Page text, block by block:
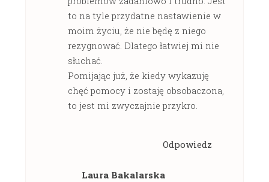
to na tyle przydatne nastawienie w
moim życiu, że nie będę z niego
rezygnować. Dlatego łatwiej mi nie
słuchać.
Pomijając już, że kiedy wykazuję
chęć pomocy i zostaję obsobaczona,
to jest mi zwyczajnie przykro.
Odpowiedz
Laura Bakalarska